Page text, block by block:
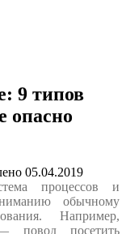
9 типов
опасно
05.04.2019
процессов и
обычному
Например,
посетить